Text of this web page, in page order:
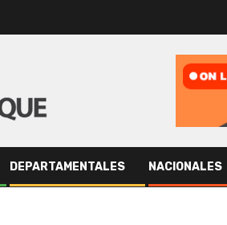
DEPARTAMENTALES NACIONALES